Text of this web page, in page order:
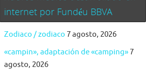
internet por Fundéu BBVA
Zodiaco / zodiaco 7 agosto, 2026
«campin», adaptación de «camping» 7
agosto, 2026